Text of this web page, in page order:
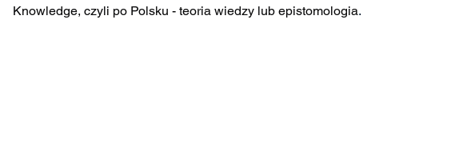
Knowledge, czyli po Polsku - teoria wiedzy lub epistomologia.